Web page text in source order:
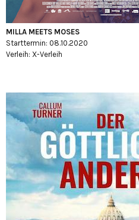
MILLA MEETS MOSES
Starttermin: 08.10.2020
Verleih: X-Verleih